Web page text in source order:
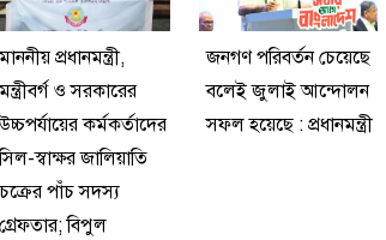
মাননীয় প্রধানমন্ত্রী,
মন্ত্রীবর্গ ও সরকারের
উচ্চপর্যায়ের কর্মকর্তাদের
সিল-স্বাক্ষর জালিয়াতি
চক্রের পাঁচ সদস্য
গ্রেফতার; বিপুল
জনগণ পরিবর্তন চেয়েছে
বলেই জুলাই আন্দোলন
সফল হয়েছে : প্রধানমন্ত্রী